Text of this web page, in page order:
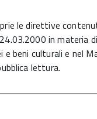
le direttive
in materia
e beni culturali e nel
lettura.